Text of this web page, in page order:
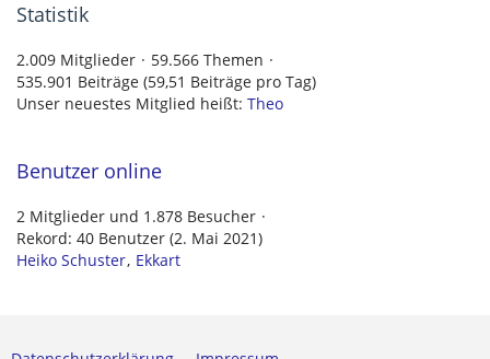
Statistik
2.009 Mitglieder
59.566 Themen
535.901 Beiträge (59,51 Beiträge pro Tag)
Unser neuestes Mitglied heißt: Theo
Benutzer online
2 Mitglieder und 1.878 Besucher
Rekord: 40 Benutzer (2. Mai 2021)
Heiko Schuster Ekkart